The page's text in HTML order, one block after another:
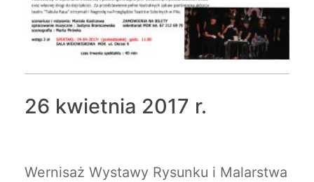
26 kwietnia 2017 r.
Wernisaż Wystawy Rysunku i Malarstwa